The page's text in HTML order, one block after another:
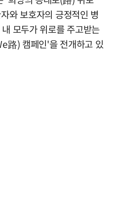
와 보호자의 긍정적인 병
모두가 위로를 주고받는
路) 캠페인'을 전개하고 있